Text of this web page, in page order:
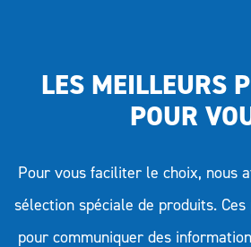
LES MEILLEURS
POUR
Pour vous faciliter le choix, nous
sélection spéciale de produits.
pour communiquer des